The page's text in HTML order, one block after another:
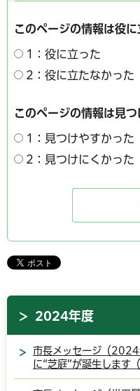
このページの情報は役に
1：役に立った
2：役に立たなかった
このページの情報は見
1：見つけやすかった
2：見つけにくかった
2024年度
市長メッセージ（2024
に“芝庭”が誕生します